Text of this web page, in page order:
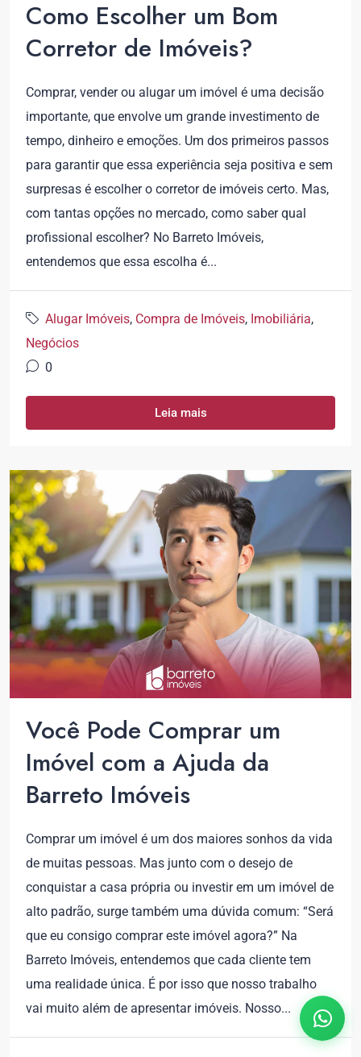
Como Escolher um Bom
Corretor de Imóveis?
Comprar, vender ou alugar um imóvel é uma decisão
importante, que envolve um grande investimento de
tempo, dinheiro e emoções. Um dos primeiros passos
para garantir que essa experiência seja positiva e sem
surpresas é escolher o corretor de imóveis certo. Mas,
com tantas opções no mercado, como saber qual
profissional escolher? No Barreto Imóveis,
entendemos que essa escolha é...
Alugar Imóveis, Compra de Imóveis, Imobiliária,
Negócios
0
Leia mais
Você Pode Comprar um
Imóvel com a Ajuda da
Barreto Imóveis
Comprar um imóvel é um dos maiores sonhos da vida
de muitas pessoas. Mas junto com o desejo de
conquistar a casa própria ou investir em um imóvel de
alto padrão, surge também uma dúvida comum: “Será
que eu consigo comprar este imóvel agora?” Na
Barreto Imóveis, entendemos que cada cliente tem
uma realidade única. É por isso que nosso trabalho
vai muito além de apresentar imóveis. Nosso...